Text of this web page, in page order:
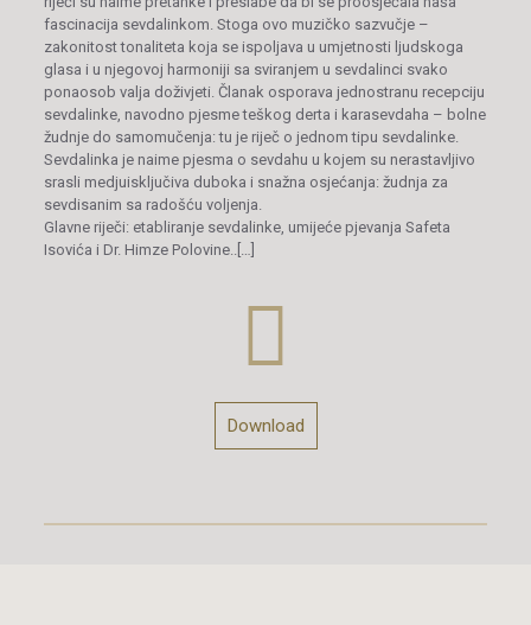
fascinacija sevdalinkom. Stoga ovo muzičko sazvučje –
zakonitost tonaliteta koja se ispoljava u umjetnosti ljudskoga
glasa i u njegovoj harmoniji sa sviranjem u sevdalinci svako
ponaosob valja doživjeti. Članak osporava jednostranu recepciju
sevdalinke, navodno pjesme teškog derta i karasevdaha – bolne
žudnje do samomučenja: tu je riječ o jednom tipu sevdalinke.
Sevdalinka je naime pjesma o sevdahu u kojem su nerastavljivo
srasli medjuisključiva duboka i snažna osjećanja: žudnja za
sevdisanim sa radošću voljenja.
Glavne riječi: etabliranje sevdalinke, umijeće pjevanja Safeta
Isovića i Dr. Himze Polovine..[…]
Download